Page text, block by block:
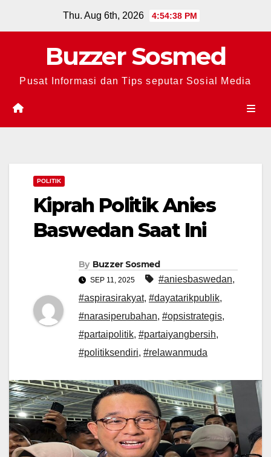
Thu. Aug 6th, 2026 4:54:39 PM
Buzzer Sosmed
Pusat Informasi dan Tips seputar Sosial Media
POLITIK
Kiprah Politik Anies
Baswedan Saat Ini
By Buzzer Sosmed
SEP 11, 2025 #aniesbaswedan,
#aspirasirakyat, #dayatarikpublik,
#narasiperubahan, #opsistrategis,
#partaipolitik, #partaiyangbersih,
#politiksendiri, #relawanmuda